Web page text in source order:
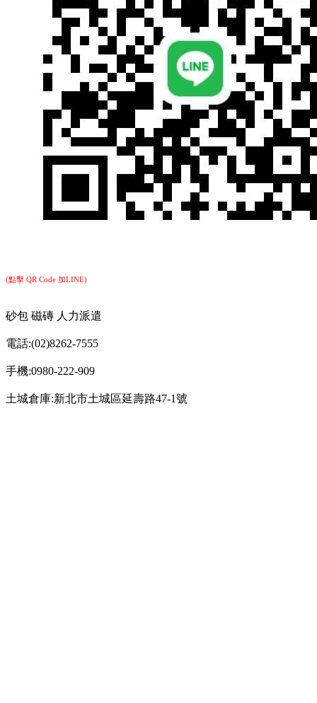
(點擊 QR Code 加LINE)
砂包 磁磚 人力派遣
電話:(02)8262-7555
手機:0980-222-909
土城倉庫:新北市土城區延壽路47-1號